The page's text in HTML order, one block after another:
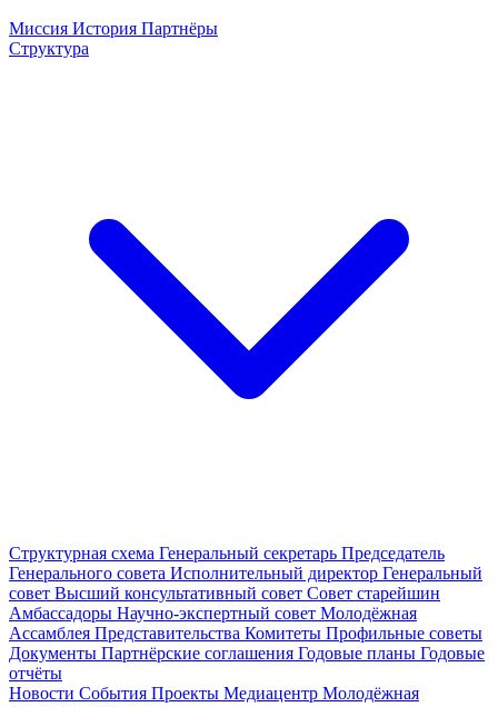
Миссия История Партнёры
Структура
Структурная схема Генеральный секретарь Председатель
Генерального совета Исполнительный директор Генеральный
совет Высший консультативный совет Совет старейшин
Амбассадоры Научно-экспертный совет Молодёжная
Ассамблея Представительства Комитеты Профильные советы
Документы Партнёрские соглашения Годовые планы Годовые
отчёты
Новости События Проекты Медиацентр Молодёжная